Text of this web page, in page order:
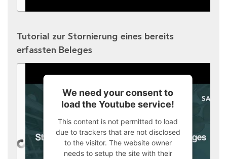
Tutorial zur Stornierung eines bereits
erfassten Beleges
We need your consent to
load the Youtube service!
This content is not permitted to load
due to trackers that are not disclosed
to the visitor. The website owner
needs to setup the site with their